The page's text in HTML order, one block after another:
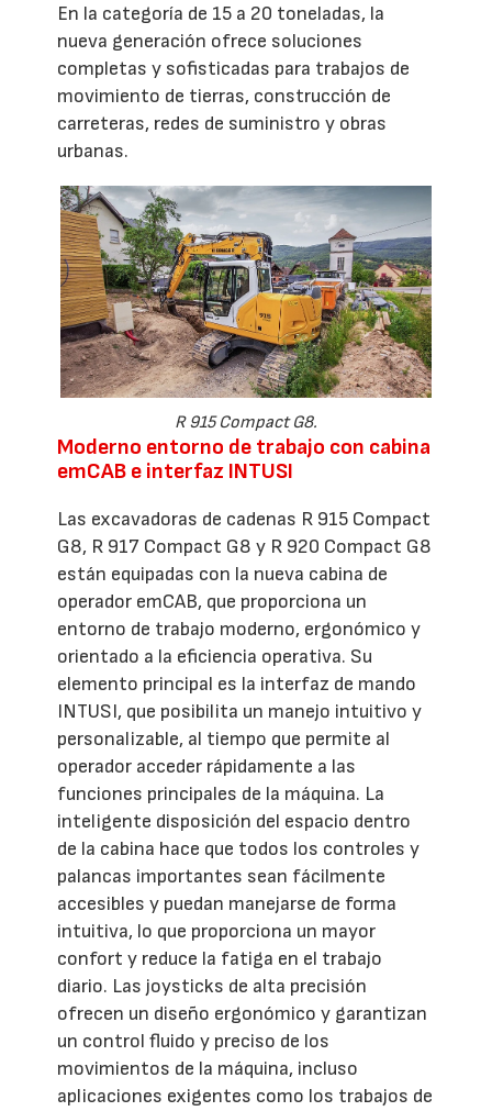
En la categoría de 15 a 20 toneladas, la
nueva generación ofrece soluciones
completas y sofisticadas para trabajos de
movimiento de tierras, construcción de
carreteras, redes de suministro y obras
urbanas.
R 915 Compact G8.
Moderno entorno de trabajo con cabina
emCAB e interfaz INTUSI
Las excavadoras de cadenas R 915 Compact
G8, R 917 Compact G8 y R 920 Compact G8
están equipadas con la nueva cabina de
operador emCAB, que proporciona un
entorno de trabajo moderno, ergonómico y
orientado a la eficiencia operativa. Su
elemento principal es la interfaz de mando
INTUSI, que posibilita un manejo intuitivo y
personalizable, al tiempo que permite al
operador acceder rápidamente a las
funciones principales de la máquina. La
inteligente disposición del espacio dentro
de la cabina hace que todos los controles y
palancas importantes sean fácilmente
accesibles y puedan manejarse de forma
intuitiva, lo que proporciona un mayor
confort y reduce la fatiga en el trabajo
diario. Las joysticks de alta precisión
ofrecen un diseño ergonómico y garantizan
un control fluido y preciso de los
movimientos de la máquina, incluso
aplicaciones exigentes como los trabajos de